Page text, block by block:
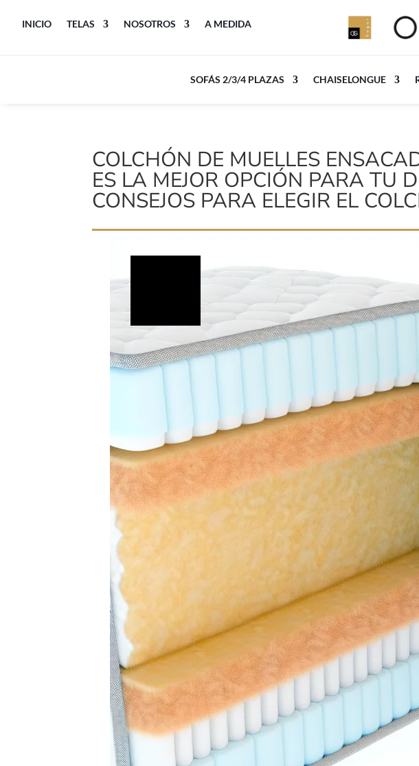
INICIO TELAS NOSOTROS A MEDIDA
SOFÁS 2/3/4 PLAZAS CHAISELONGUE
COLCHÓN DE MUELLES
ES LA MEJOR OPCIÓN PARA TU
CONSEJOS PARA ELEGIR EL